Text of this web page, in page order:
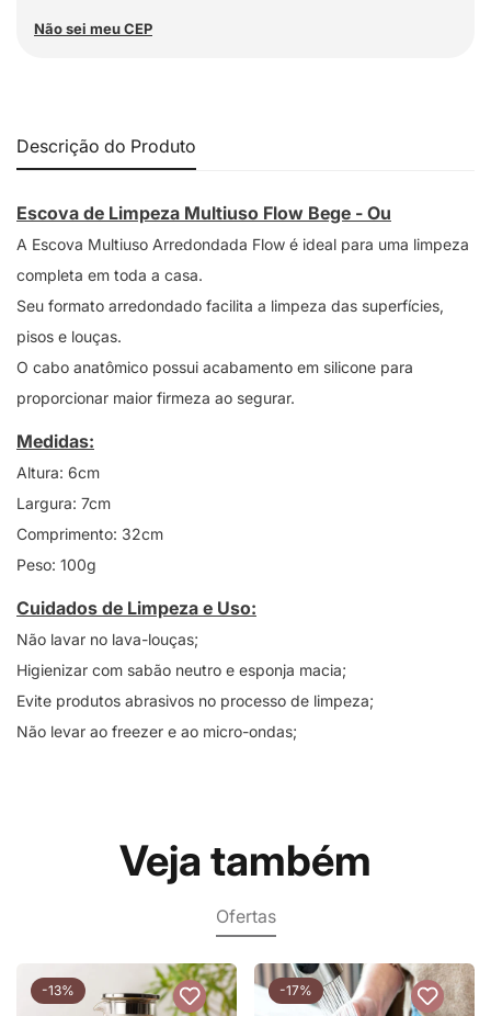
Não sei meu CEP
Descrição do Produto
Escova de Limpeza Multiuso Flow Bege - Ou
A Escova Multiuso Arredondada Flow é ideal para uma limpeza
completa em toda a casa.
Seu formato arredondado facilita a limpeza das superfícies,
pisos e louças.
O cabo anatômico possui acabamento em silicone para
proporcionar maior firmeza ao segurar.
Medidas:
Altura: 6cm
Largura: 7cm
Comprimento: 32cm
Peso: 100g
Cuidados de Limpeza e Uso:
Não lavar no lava-louças;
Higienizar com sabão neutro e esponja macia;
Evite produtos abrasivos no processo de limpeza;
Não levar ao freezer e ao micro-ondas;
Veja também
Ofertas
-13% -17%